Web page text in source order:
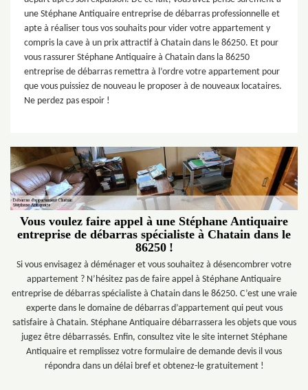
une Stéphane Antiquaire entreprise de débarras professionnelle et
apte à réaliser tous vos souhaits pour vider votre appartement y
compris la cave à un prix attractif à Chatain dans le 86250. Et pour
vous rassurer Stéphane Antiquaire à Chatain dans la 86250
entreprise de débarras remettra à l’ordre votre appartement pour
que vous puissiez de nouveau le proposer à de nouveaux locataires.
Ne perdez pas espoir !
Vous voulez faire appel à une Stéphane Antiquaire
entreprise de débarras spécialiste à Chatain dans le
86250 !
Si vous envisagez à déménager et vous souhaitez à désencombrer votre
appartement ? N’hésitez pas de faire appel à Stéphane Antiquaire
entreprise de débarras spécialiste à Chatain dans le 86250. C’est une vraie
experte dans le domaine de débarras d’appartement qui peut vous
satisfaire à Chatain. Stéphane Antiquaire débarrassera les objets que vous
jugez être débarrassés. Enfin, consultez vite le site internet Stéphane
Antiquaire et remplissez votre formulaire de demande devis il vous
répondra dans un délai bref et obtenez-le gratuitement !